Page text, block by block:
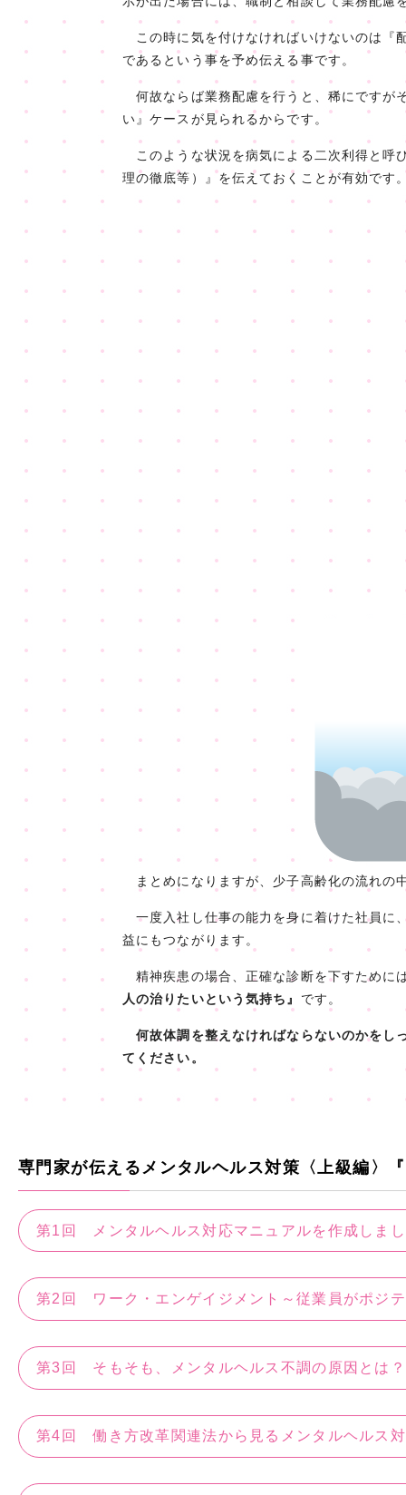
この時に気を付けなければいけないのは『
であるという事を予め伝える事です。
何故ならば業務配慮を行うと、稀にですが
い』ケースが見られるからです。
このような状況を病気による二次利得と呼
理の徹底等）』を伝えておくことが有効です
まとめになりますが、少子高齢化の流れの
一度入社し仕事の能力を身に着けた社員に
益にもつながります。
精神疾患の場合、正確な診断を下すために
人の治りたいという気持ち』 です。
何故体調を整えなければならないのかをし
てください。
専門家が伝えるメンタルヘルス対策〈上級編〉
第1回 メンタルヘルス対応マニュアルを作成し
第2回 ワーク・エンゲイジメント～従業員がポ
第3回 そもそも、メンタルヘルス不調の原因と
第4回 働き方改革関連法から見るメンタルヘル